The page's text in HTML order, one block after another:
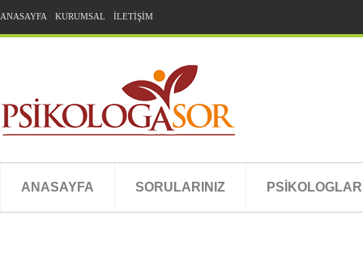
ANASAYFA KURUMSAL İLETİŞİM
ANASAYFA SORULARINIZ